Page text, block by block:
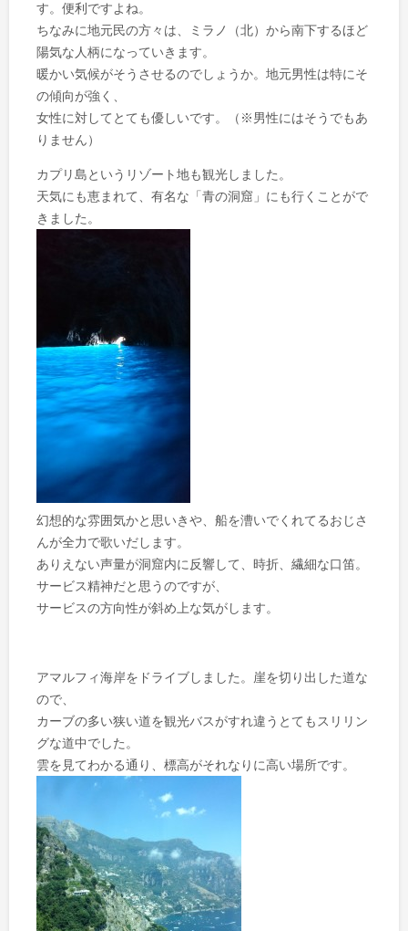
す。便利ですよね。
ちなみに地元民の方々は、ミラノ（北）から南下するほど
陽気な人柄になっていきます。
暖かい気候がそうさせるのでしょうか。地元男性は特にそ
の傾向が強く、
女性に対してとても優しいです。（※男性にはそうでもあ
りません）
カプリ島というリゾート地も観光しました。
天気にも恵まれて、有名な「青の洞窟」にも行くことがで
きました。
幻想的な雰囲気かと思いきや、船を漕いでくれてるおじさ
んが全力で歌いだします。
ありえない声量が洞窟内に反響して、時折、繊細な口笛。
サービス精神だと思うのですが、
サービスの方向性が斜め上な気がします。
アマルフィ海岸をドライブしました。崖を切り出した道な
ので、
カーブの多い狭い道を観光バスがすれ違うとてもスリリン
グな道中でした。
雲を見てわかる通り、標高がそれなりに高い場所です。